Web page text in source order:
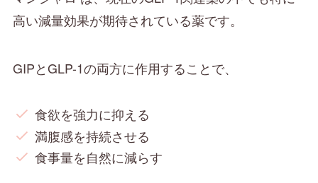
高い減量効果が期待されている薬です。
GIPとGLP-1の両方に作用することで、
食欲を強力に抑える
満腹感を持続させる
食事量を自然に減らす